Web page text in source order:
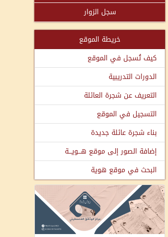
سجل الزوار
خريطة الموقع
كيف تُسجل في الموقع
الدورات التدريبية
التعريف عن شجرة العائلة
التسجيل في الموقع
بناء شجرة عائلة جديدة
إضافة الصور إلى موقع هـــويـــة
البحث في موقع هوية